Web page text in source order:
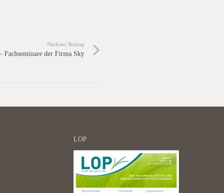
Nächster Beitrag
Fachseminare der Firma Sky
LOP